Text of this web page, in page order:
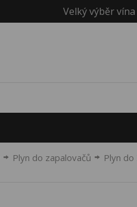
Velký výběr
Plyn do zapalovačů Plyn